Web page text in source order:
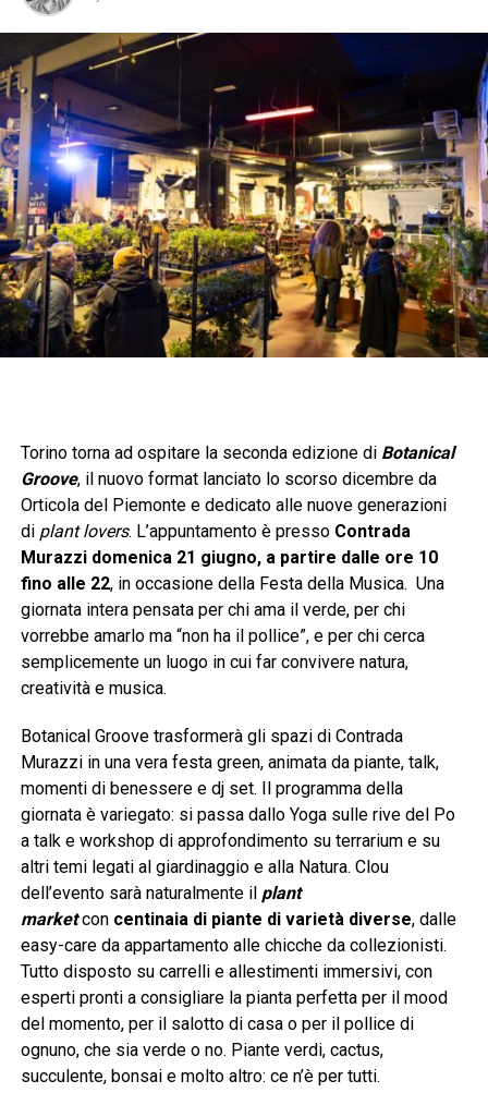
Torino torna ad ospitare la seconda edizione di Botanical
Groove, il nuovo format lanciato lo scorso dicembre da
Orticola del Piemonte e dedicato alle nuove generazioni
di plant lovers. L’appuntamento è presso Contrada
Murazzi domenica 21 giugno, a partire dalle ore 10
fino alle 22, in occasione della Festa della Musica. Una
giornata intera pensata per chi ama il verde, per chi
vorrebbe amarlo ma “non ha il pollice”, e per chi cerca
semplicemente un luogo in cui far convivere natura,
creatività e musica.
Botanical Groove trasformerà gli spazi di Contrada
Murazzi in una vera festa green, animata da piante, talk,
momenti di benessere e dj set. Il programma della
giornata è variegato: si passa dallo Yoga sulle rive del Po
a talk e workshop di approfondimento su terrarium e su
altri temi legati al giardinaggio e alla Natura. Clou
dell’evento sarà naturalmente il plant
marketcon centinaia di piante di varietà diverse, dalle
easy-care da appartamento alle chicche da collezionisti.
Tutto disposto su carrelli e allestimenti immersivi, con
esperti pronti a consigliare la pianta perfetta per il mood
del momento, per il salotto di casa o per il pollice di
ognuno, che sia verde o no. Piante verdi, cactus,
succulente, bonsai e molto altro: ce n’è per tutti.